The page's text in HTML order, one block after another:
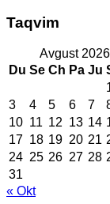
Taqvim
Avgust 2026
Du Se Ch Pa Ju
3
4 5 6 7
10 11 12 13 14
17 18 19 20 21
24 25 26 27 28
31
« Okt